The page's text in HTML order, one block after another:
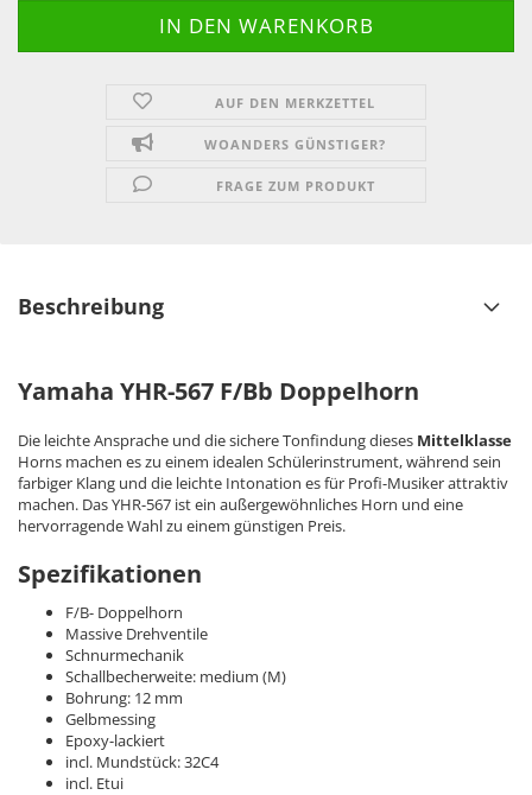
AUF DEN MERKZETTEL
WOANDERS GÜNSTIGER?
FRAGE ZUM PRODUKT
Beschreibung
Yamaha YHR-567 F/Bb Doppelhorn
Die leichte Ansprache und die sichere Tonfindung dieses Mittelklasse
Horns machen es zu einem idealen Schülerinstrument, während sein
farbiger Klang und die leichte Intonation es für Profi-Musiker attraktiv
machen. Das YHR-567 ist ein außergewöhnliches Horn und eine
hervorragende Wahl zu einem günstigen Preis.
Spezifikationen
F/B- Doppelhorn
Massive Drehventile
Schnurmechanik
Schallbecherweite: medium (M)
Bohrung: 12 mm
Gelbmessing
Epoxy-lackiert
incl. Mundstück: 32C4
incl. Etui